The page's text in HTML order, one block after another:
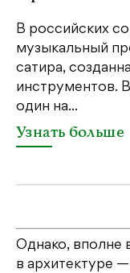
В российских
музыкальный
сатира,
инструментов.
один на...
Узнать больше
Однако, вполне
в архитектуре